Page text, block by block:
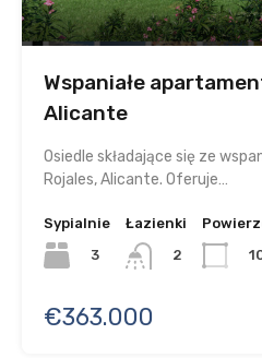
Wspaniałe
Alicante
Osiedle składające się ze
Rojales, Alicante. Oferuje…
Sypialnie
3
Łazienki
2
€363.000